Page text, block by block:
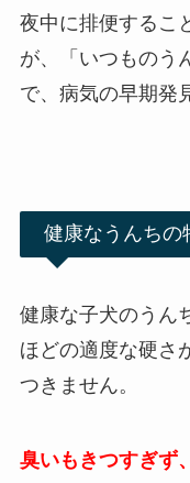
夜中に排便するこ
が、「いつものう
で、病気の早期発
健康なうんちの
健康な子犬のうん
ほどの適度な硬さ
つきません。
臭いもきつすぎず